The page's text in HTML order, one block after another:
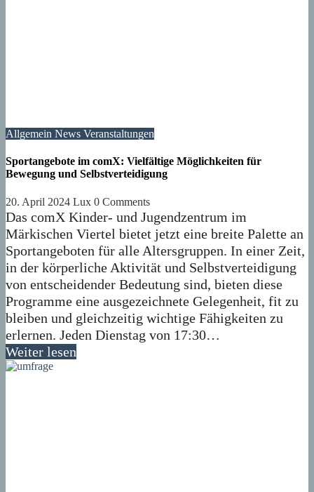
Allgemein News Veranstaltungen
Sportangebote im comX: Vielfältige Möglichkeiten für
Bewegung und Selbstverteidigung
20. April 2024 Lux 0 Comments
Das comX Kinder- und Jugendzentrum im
Märkischen Viertel bietet jetzt eine breite Palette an
Sportangeboten für alle Altersgruppen. In einer Zeit,
in der körperliche Aktivität und Selbstverteidigung
von entscheidender Bedeutung sind, bieten diese
Programme eine ausgezeichnete Gelegenheit, fit zu
bleiben und gleichzeitig wichtige Fähigkeiten zu
erlernen. Jeden Dienstag von 17:30…
Weiter lesen